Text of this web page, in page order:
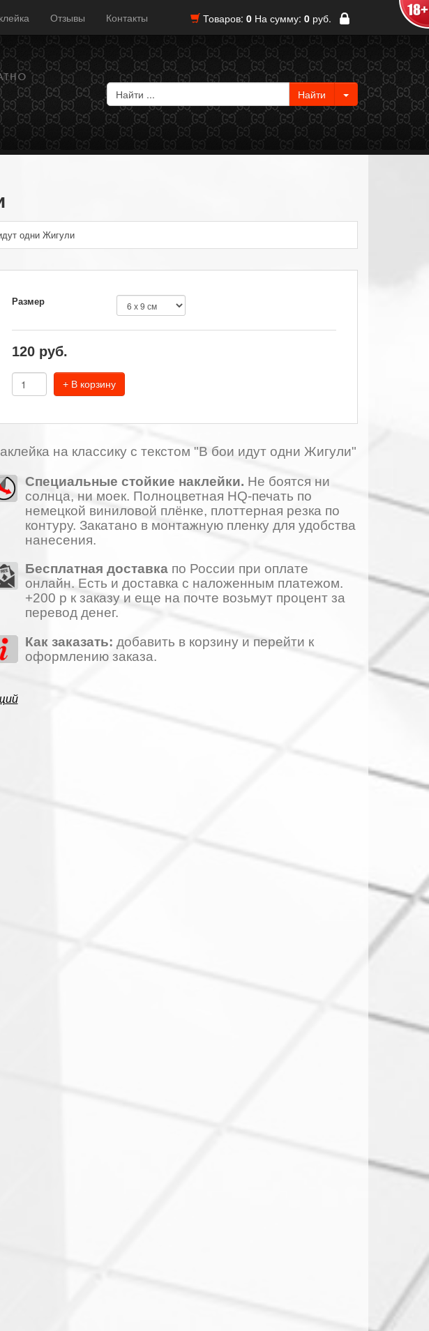
Товаров: 0 На сумму: 0 руб.
Отзывы Контакты
одни Жигули
Размер
120руб.
+ В корзину
на классику с текстом "В бои идут одни Жигули"
Специальные стойкие наклейки. Не боятся ни
солнца, ни моек. Полноцветная HQ-печать по
немецкой виниловой плёнке, плоттерная резка по
контуру. Закатано в монтажную пленку для удобства
нанесения.
Бесплатная доставка по России при оплате
онлайн. Есть и доставка с наложенным платежом.
+200 р к заказу и еще на почте возьмут процент за
перевод денег.
Как заказать: добавить в корзину и перейти к
оформлению заказа.